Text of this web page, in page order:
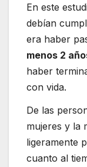
En este
debían
era haber
menos 2
haber
con vida.
De las
mujeres y la
ligeramente
cuanto al